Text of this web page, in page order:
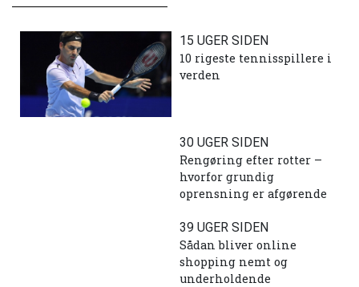
15 UGER SIDEN
10 rigeste tennisspillere i
verden
30 UGER SIDEN
Rengøring efter rotter –
hvorfor grundig
oprensning er afgørende
39 UGER SIDEN
Sådan bliver online
shopping nemt og
underholdende